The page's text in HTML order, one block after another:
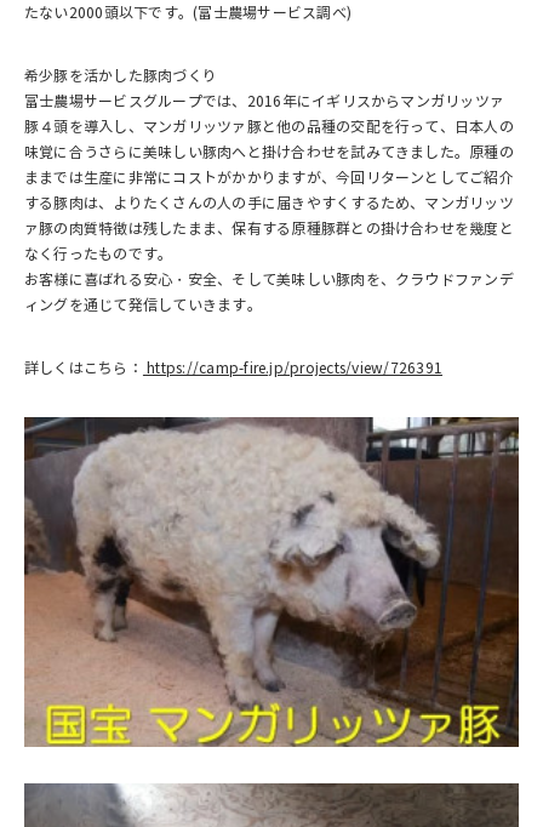
たない2000頭以下です。(富士農場サービス調べ)
希少豚を活かした豚肉づくり
富士農場サービスグループでは、2016年にイギリスからマンガリッツァ
豚４頭を導入し、マンガリッツァ豚と他の品種の交配を行って、日本人の
味覚に合うさらに美味しい豚肉へと掛け合わせを試みてきました。原種の
ままでは生産に非常にコストがかかりますが、今回リターンとしてご紹介
する豚肉は、よりたくさんの人の手に届きやすくするため、マンガリッツ
ァ豚の肉質特徴は残したまま、保有する原種豚群との掛け合わせを幾度と
なく行ったものです。
お客様に喜ばれる安心・安全、そして美味しい豚肉を、クラウドファンデ
ィングを通じて発信していきます。
詳しくはこちら： https://camp-fire.jp/projects/view/726391